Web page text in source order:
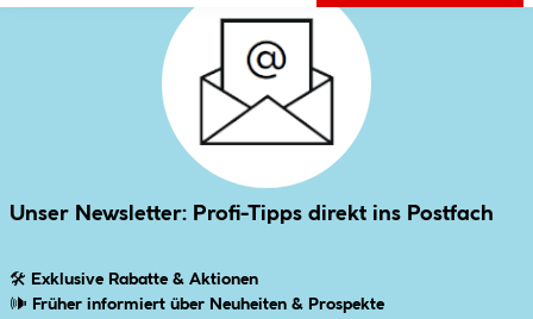
Unser Newsletter: Profi-Tipps direkt ins Postfach
🛠 Exklusive Rabatte & Aktionen
🕪 Früher informiert über Neuheiten & Prospekte